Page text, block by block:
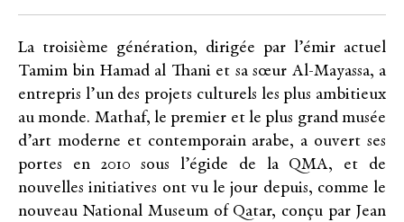
La troisième génération, dirigée par l’émir actuel
Tamim bin Hamad al Thani et sa sœur Al-Mayassa, a
entrepris l’un des projets culturels les plus ambitieux
au monde. Mathaf, le premier et le plus grand musée
d’art moderne et contemporain arabe, a ouvert ses
portes en 2010 sous l’égide de la QMA, et de
nouvelles initiatives ont vu le jour depuis, comme le
nouveau National Museum of Qatar, conçu par Jean